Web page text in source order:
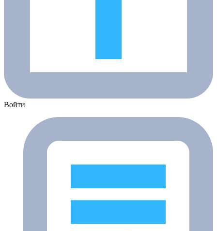
Войти